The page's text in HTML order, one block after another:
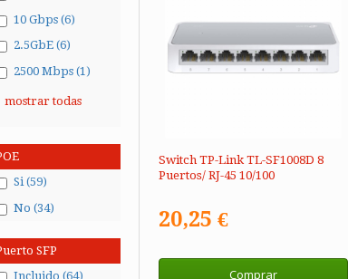
10 Gbps (6)
2.5GbE (6)
2500 Mbps (1)
mostrar todas
Si (59)
No (34)
SFP
Incluido (64)
Switch TP-Link TL-SF1008D 8
Puertos/ RJ-45 10/100
20,25 €
Comprar